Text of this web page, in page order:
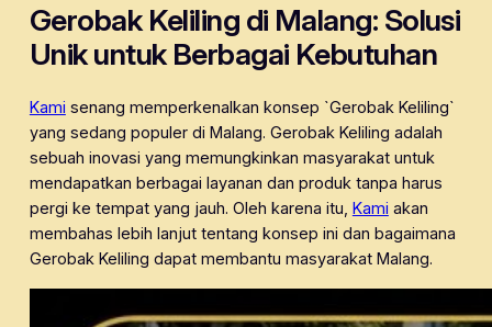
Gerobak Keliling di Malang: Solusi
Unik untuk Berbagai Kebutuhan
Kami senang memperkenalkan konsep `Gerobak Keliling`
yang sedang populer di Malang. Gerobak Keliling adalah
sebuah inovasi yang memungkinkan masyarakat untuk
mendapatkan berbagai layanan dan produk tanpa harus
pergi ke tempat yang jauh. Oleh karena itu, Kami akan
membahas lebih lanjut tentang konsep ini dan bagaimana
Gerobak Keliling dapat membantu masyarakat Malang.